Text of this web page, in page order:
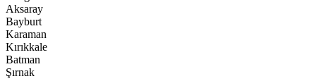
Aksaray
Bayburt
Karaman
Kırıkkale
Batman
Şırnak